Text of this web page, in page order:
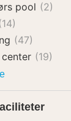
pool (2)
(47)
center (19)
Faciliteter